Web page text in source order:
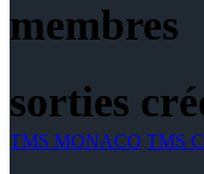
membres
sorties
TMS MONACO TMS